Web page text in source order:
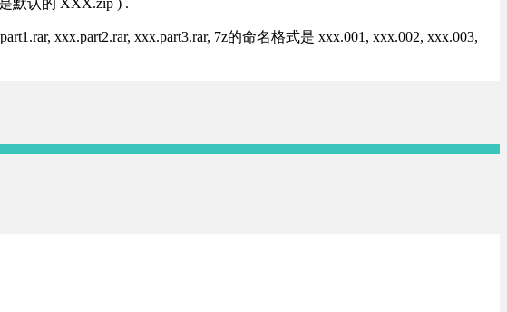
默认的 XXX.zip ) .
xxx.part2.rar, xxx.part3.rar, 7z的命名格式是 xxx.001, xxx.002, xxx.003,